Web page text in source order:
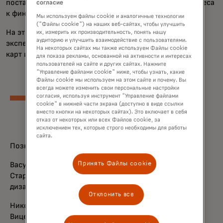
поставщикам, виртуальные карты меняют подход бизнеса
к финансовым транзакциям.
На этом вебинере, предназначенном для новичков и
экспертов по оплате, вы узнаете основы виртуальных
карт и как использовать их в вашем бизнесе.
Познакомьтесь с нашими спикерами
Васудха Рамачандран
Старший вице-президент по цифровым продуктам и
дизайну для B2B-сектора, Mastercard.
Николь Радил
Вице-президент по коммерческим решениям,
согласие
Мы используем файлы cookie и аналогичные технологии
("Файлы cookie") на наших веб-сайтах, чтобы улучшить
их, измерить их производительность, понять нашу
аудиторию и улучшить взаимодействие с пользователями.
На некоторых сайтах мы также используем Файлы cookie
для показа рекламы, основанной на активности и интересах
пользователей на сайте и других сайтах. Нажмите
"Управление файлами cookie" ниже, чтобы узнать, какие
Файлы cookie мы используем на этом сайте и почему. Вы
всегда можете изменить свои персональные настройки
согласия, используя инструмент "Управление файлами
cookie" в нижней части экрана (доступно в виде ссылки
вместо кнопки на некоторых сайтах). Это включает в себя
отказ от некоторых или всех Файлов cookie, за
исключением тех, которые строго необходимы для работы
сайта.
Принять Файлы cookie
Отклонить все